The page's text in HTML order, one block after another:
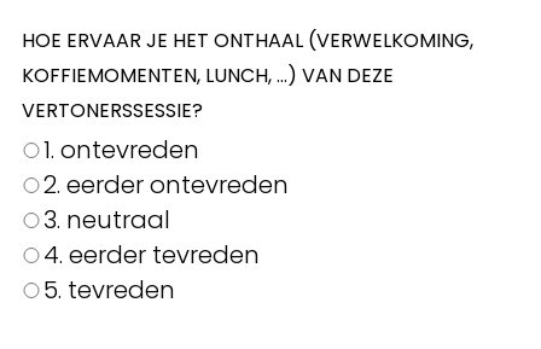
HOE ERVAAR JE HET ONTHAAL (VERWELKOMING,
KOFFIEMOMENTEN, LUNCH, …) VAN DEZE
VERTONERSSESSIE?
1. ontevreden
2. eerder ontevreden
3. neutraal
4. eerder tevreden
5. tevreden